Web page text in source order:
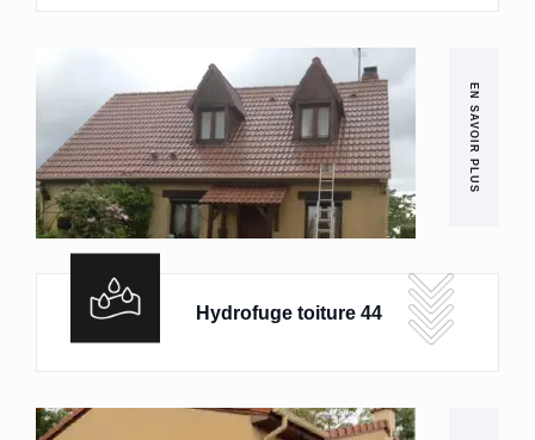
EN SAVOIR PLUS
Hydrofuge toiture 44